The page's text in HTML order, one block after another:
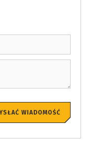
WIADOMOŚĆ